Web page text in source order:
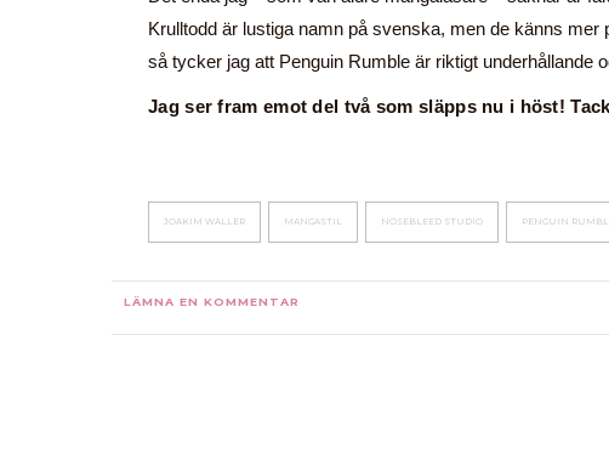
Krulltodd är lustiga namn på svenska, men de känns
så tycker jag att Penguin Rumble är riktigt underhållande
Jag ser fram emot del två som släpps nu i höst!
JOAKIM WALLER MANGASTIL NOSEBLEED STUDIO PENGUIN
LÄMNA EN KOMMENTAR